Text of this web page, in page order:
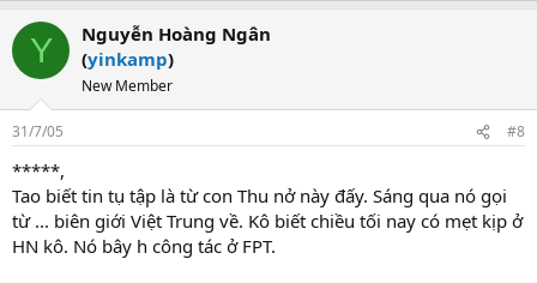
Y
Nguyễn Hoàng Ngân
(yinkamp)
New Member
31/7/05 #8
*****,
Tao biết tin tụ tập là từ con Thu nở này đấy. Sáng qua nó gọi
từ ... biên giới Việt Trung về. Kô biết chiều tối nay có mẹt kịp ở
HN kô. Nó bây h công tác ở FPT.